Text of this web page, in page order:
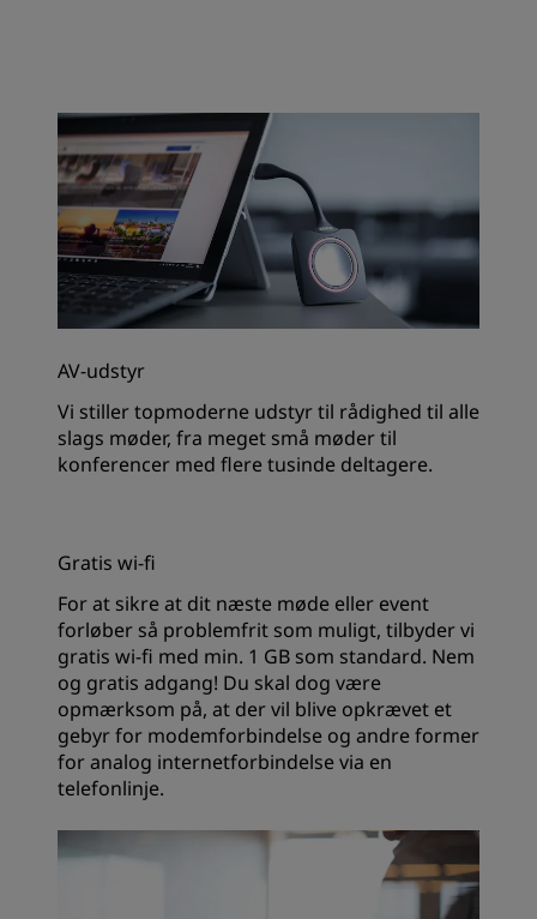
AV-udstyr
Vi stiller topmoderne udstyr til rådighed til alle
slags møder, fra meget små møder til
konferencer med flere tusinde deltagere.
Gratis wi-fi
For at sikre at dit næste møde eller event
forløber så problemfrit som muligt, tilbyder vi
gratis wi-fi med min. 1 GB som standard. Nem
og gratis adgang! Du skal dog være
opmærksom på, at der vil blive opkrævet et
gebyr for modemforbindelse og andre former
for analog internetforbindelse via en
telefonlinje.